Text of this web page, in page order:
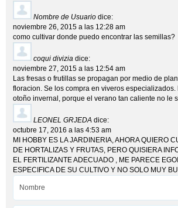
Nombre de Usuario dice:
noviembre 26, 2015 a las 12:28 am
como cultivar donde puedo encontrar las semillas?
coqui divizia dice:
noviembre 27, 2015 a las 12:54 am
Las fresas o frutillas se propagan por medio de
floracion. Se los compra en viveros
otoño invernal, porque el verano tan caliente no le
LEONEL GRJEDA dice:
octubre 17, 2016 a las 4:53 am
MI HOBBY ES LA JARDINERIA, AHORA QUIERO
DE HORTALIZAS Y FRUTAS, PERO QUISIERA
EL FERTILIZANTE ADECUADO , ME PARECE
ESPECIFICA DE SU CULTIVO Y NO SOLO MUY